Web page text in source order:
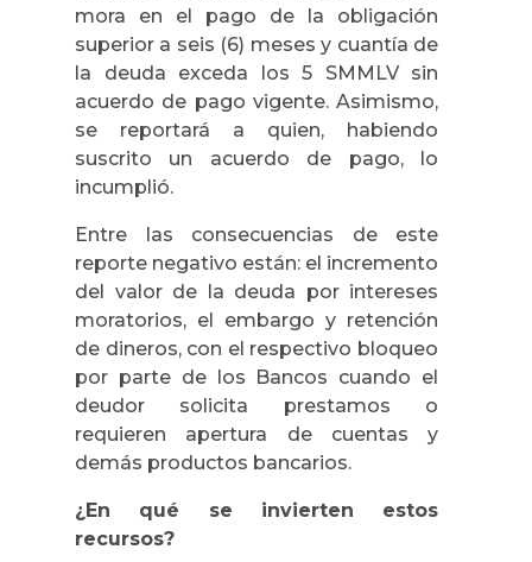
mora en el pago de la obligación
superior a seis (6) meses y cuantía de
la deuda exceda los 5 SMMLV sin
acuerdo de pago vigente. Asimismo,
se reportará a quien, habiendo
suscrito un acuerdo de pago, lo
incumplió.
Entre las consecuencias de este
reporte negativo están: el incremento
del valor de la deuda por intereses
moratorios, el embargo y retención
de dineros, con el respectivo bloqueo
por parte de los Bancos cuando el
deudor solicita prestamos o
requieren apertura de cuentas y
demás productos bancarios.
¿En qué se invierten estos
recursos?